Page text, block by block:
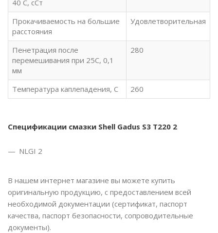
40 С, сСт
Прокачиваемость на большие
расстояния
Удовлетворительная
Пенетрация после
перемешивания при 25С, 0,1
мм
280
Температура каплепадения, С 260
Спецификации смазки Shell Gadus S3 T220 2
NLGI 2
В нашем интернет магазине вы можете купить
оригинальную продукцию, с предоставлением всей
необходимой документации (сертификат, паспорт
качества, паспорт безопасности, сопроводительные
документы).